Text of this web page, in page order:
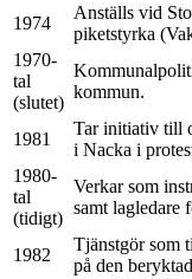
1974
Anställs vid
piketstyrka
1970-
tal
(slutet)
kommun.
1981
Tar initiativ till
i Nacka i
1980-
tal
(tidigt)
Verkar som
samt lagledare
1982
Tjänstgör som
på den